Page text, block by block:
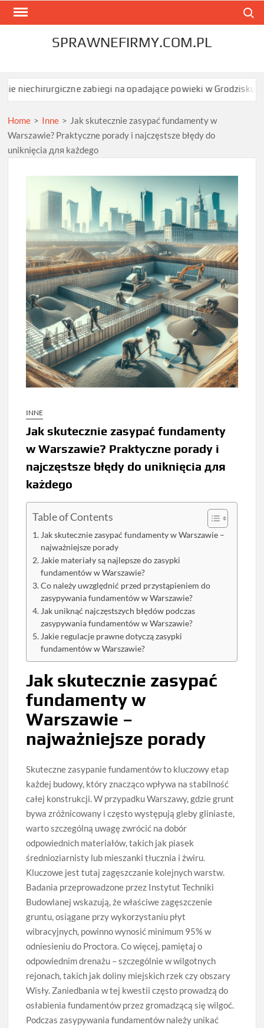
Skip
SPRAWNEFIRMY.COM.PL
zabiegi na opadające powieki w Grodzisku
Home > Inne > Jak skutecznie zasypać fundamenty w
Warszawie? Praktyczne porady i najczęstsze błędy do
uniknięcia для każdego
INNE
Jak skutecznie zasypać fundamenty
w Warszawie? Praktyczne porady i
najczęstsze błędy do uniknięcia для
każdego
Table of Contents
Jak skutecznie zasypać fundamenty w Warszawie –
najważniejsze porady
Jakie materiały są najlepsze do zasypki
fundamentów w Warszawie?
Co należy uwzględnić przed przystąpieniem do
zasypywania fundamentów w Warszawie?
Jak uniknąć najczęstszych błędów podczas
zasypywania fundamentów w Warszawie?
Jakie regulacje prawne dotyczą zasypki
fundamentów w Warszawie?
Jak skutecznie zasypać
fundamenty w
Warszawie –
najważniejsze porady
Skuteczne zasypanie fundamentów to kluczowy etap
każdej budowy, który znacząco wpływa na stabilność
całej konstrukcji. W przypadku Warszawy, gdzie grunt
bywa zróżnicowany i często występują gleby gliniaste,
warto szczególną uwagę zwrócić na dobór
odpowiednich materiałów, takich jak piasek
średnioziarnisty lub mieszanki tłucznia i żwiru.
Kluczowe jest tutaj zagęszczanie kolejnych warstw.
Badania przeprowadzone przez Instytut Techniki
Budowlanej wskazują, że właściwe zagęszczenie
gruntu, osiągane przy wykorzystaniu płyt
wibracyjnych, powinno wynosić minimum 95% w
odniesieniu do Proctora. Co więcej, pamiętaj o
odpowiednim drenażu – szczególnie w wilgotnych
rejonach, takich jak doliny miejskich rzek czy obszary
Wisły. Zaniedbania w tej kwestii często prowadzą do
osłabienia fundamentów przez gromadzącą się wilgoć.
Podczas zasypywania fundamentów należy unikać